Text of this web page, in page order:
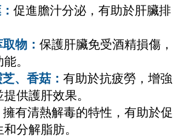
促進膽汁分泌，有助於肝臟排
物： 保護肝臟免受酒精損傷，
。
、香菇： 有助於抗疲勞，增強
供護肝效果。
擁有清熱解毒的特性，有助於促
分解脂肪。